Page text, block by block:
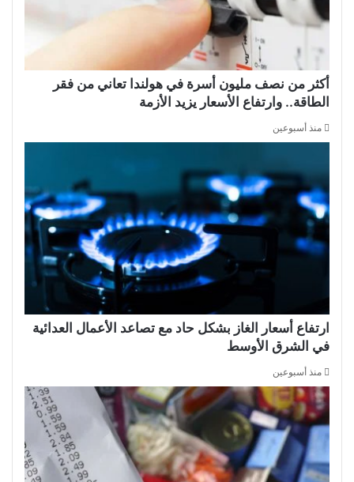
أكثر من نصف مليون أسرة في هولندا تعاني من فقر
الطاقة.. وارتفاع الأسعار يزيد الأزمة
منذ أسبوعين
ارتفاع أسعار الغاز بشكل حاد مع تصاعد الأعمال العدائية
في الشرق الأوسط
منذ أسبوعين